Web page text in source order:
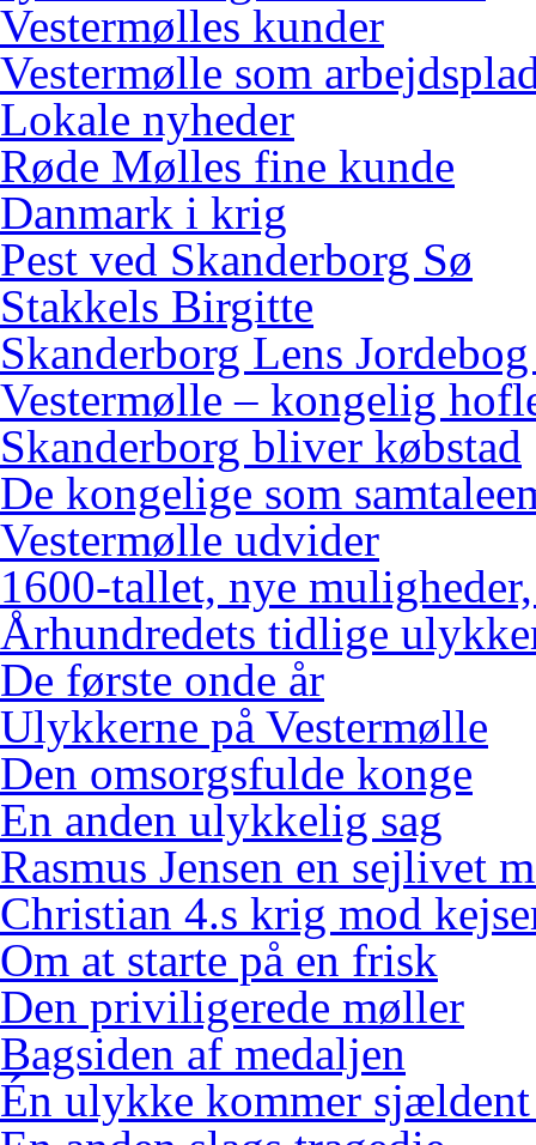
Vestermølles kunder
Vestermølle som
Lokale nyheder
Røde Mølles fine kunde
Danmark i krig
Pest ved Skanderborg Sø
Stakkels Birgitte
Skanderborg Lens
Vestermølle – kongelig
Skanderborg bliver købstad
De kongelige som
Vestermølle udvider
1600-tallet, nye
Århundredets tidlige
De første onde år
Ulykkerne på Vestermølle
Den omsorgsfulde konge
En anden ulykkelig sag
Rasmus Jensen en sejlivet
Christian 4.s krig mod
Om at starte på en frisk
Den priviligerede møller
Bagsiden af medaljen
Én ulykke kommer sjældent